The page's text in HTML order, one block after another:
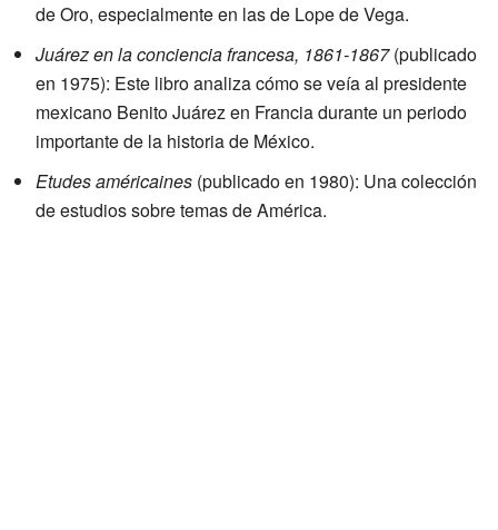
de Oro, especialmente en las de Lope de Vega.
Juárez en la conciencia francesa, 1861-1867(publicado
en 1975): Este libro analiza cómo se veía al presidente
mexicano Benito Juárez en Francia durante un periodo
importante de la historia de México.
Etudes américaines (publicado en 1980): Una colección
de estudios sobre temas de América.